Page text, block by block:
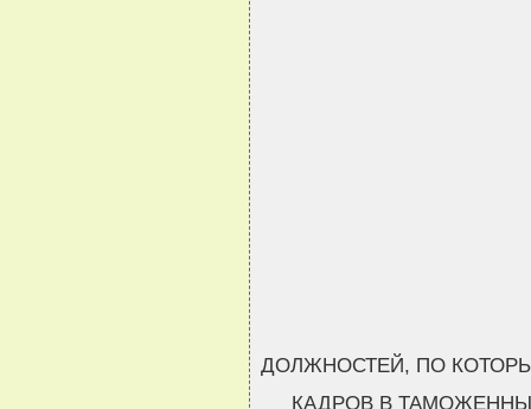
ДОЛЖНОСТЕЙ, ПО
КАДРОВ В